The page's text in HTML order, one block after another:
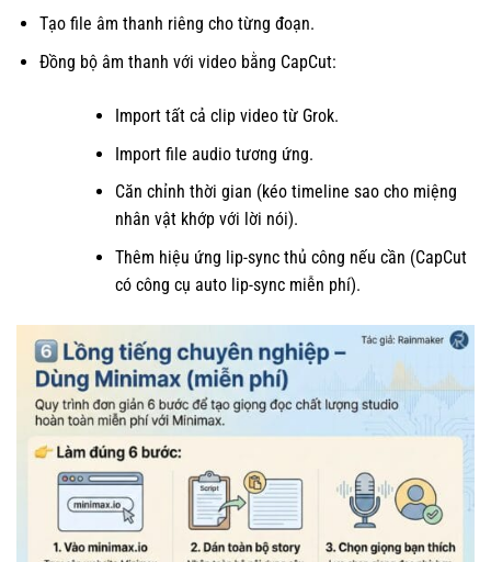
Tạo file âm thanh riêng cho từng đoạn.
Đồng bộ âm thanh với video bằng CapCut:
Import tất cả clip video từ Grok.
Import file audio tương ứng.
Căn chỉnh thời gian (kéo timeline sao cho miệng
nhân vật khớp với lời nói).
Thêm hiệu ứng lip-sync thủ công nếu cần (CapCut
có công cụ auto lip-sync miễn phí).